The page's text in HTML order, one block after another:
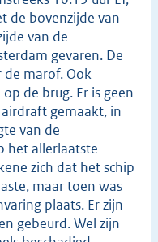
de bovenzijde van
van de
gevaren. De
marof. Ook
de brug. Er is geen
gemaakt, in
van de
het allerlaatste
zich dat het schip
maar toen was
plaats. Er zijn
gebeurd. Wel zijn